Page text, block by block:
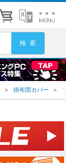
＞ 掛布団カバー ＞